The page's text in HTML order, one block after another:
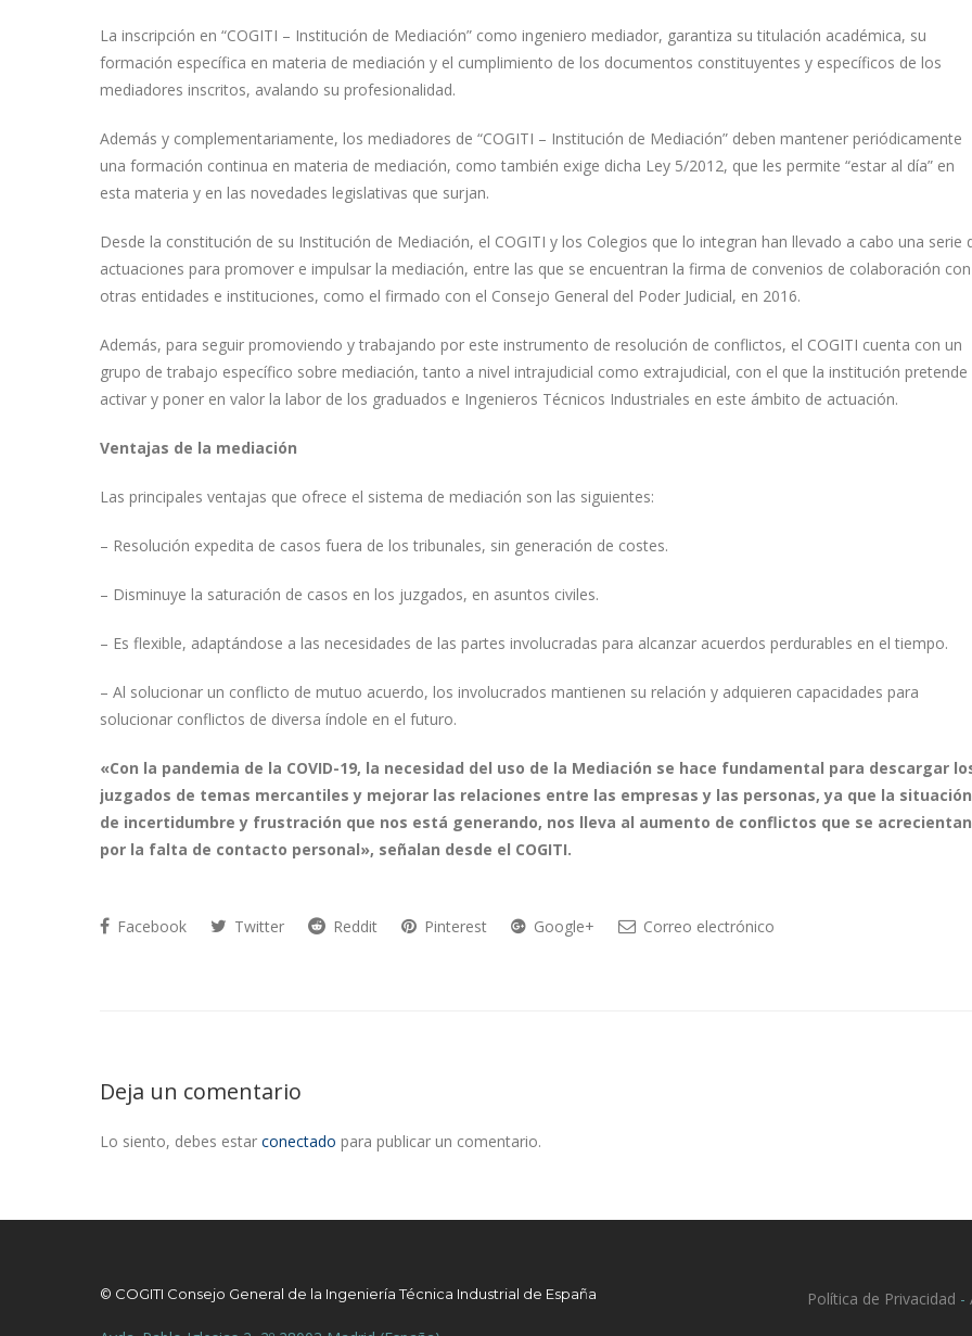
La inscripción en “COGITI – Institución de Mediación” como ingeniero mediador, garantiza su titulación académica, su
formación específica en materia de mediación y el cumplimiento de los documentos constituyentes y específicos de los
mediadores inscritos, avalando su profesionalidad.
Además y complementariamente, los mediadores de “COGITI – Institución de Mediación” deben mantener periódicamente
una formación continua en materia de mediación, como también exige dicha Ley 5/2012, que les permite “estar al día” en
esta materia y en las novedades legislativas que surjan.
Desde la constitución de su Institución de Mediación, el COGITI y los Colegios que lo integran han llevado a cabo una serie
actuaciones para promover e impulsar la mediación, entre las que se encuentran la firma de convenios de colaboración con
otras entidades e instituciones, como el firmado con el Consejo General del Poder Judicial, en 2016.
Además, para seguir promoviendo y trabajando por este instrumento de resolución de conflictos, el COGITI cuenta con un
grupo de trabajo específico sobre mediación, tanto a nivel intrajudicial como extrajudicial, con el que la institución pretende
activar y poner en valor la labor de los graduados e Ingenieros Técnicos Industriales en este ámbito de actuación.
Ventajas de la mediación
Las principales ventajas que ofrece el sistema de mediación son las siguientes:
– Resolución expedita de casos fuera de los tribunales, sin generación de costes.
– Disminuye la saturación de casos en los juzgados, en asuntos civiles.
– Es flexible, adaptándose a las necesidades de las partes involucradas para alcanzar acuerdos perdurables en el tiempo.
– Al solucionar un conflicto de mutuo acuerdo, los involucrados mantienen su relación y adquieren capacidades para
solucionar conflictos de diversa índole en el futuro.
«Con la pandemia de la COVID-19, la necesidad del uso de la Mediación se hace fundamental para descargar
juzgados de temas mercantiles y mejorar las relaciones entre las empresas y las personas, ya que la situación
de incertidumbre y frustración que nos está generando, nos lleva al aumento de conflictos que se acrecientan
por la falta de contacto personal», señalan desde el COGITI.
Facebook Twitter Reddit Pinterest Google+ Correo electrónico
Deja un comentario
Lo siento, debes estar conectado para publicar un comentario.
© COGITI Consejo General de la Ingeniería Técnica Industrial de España Política de Privacidad -